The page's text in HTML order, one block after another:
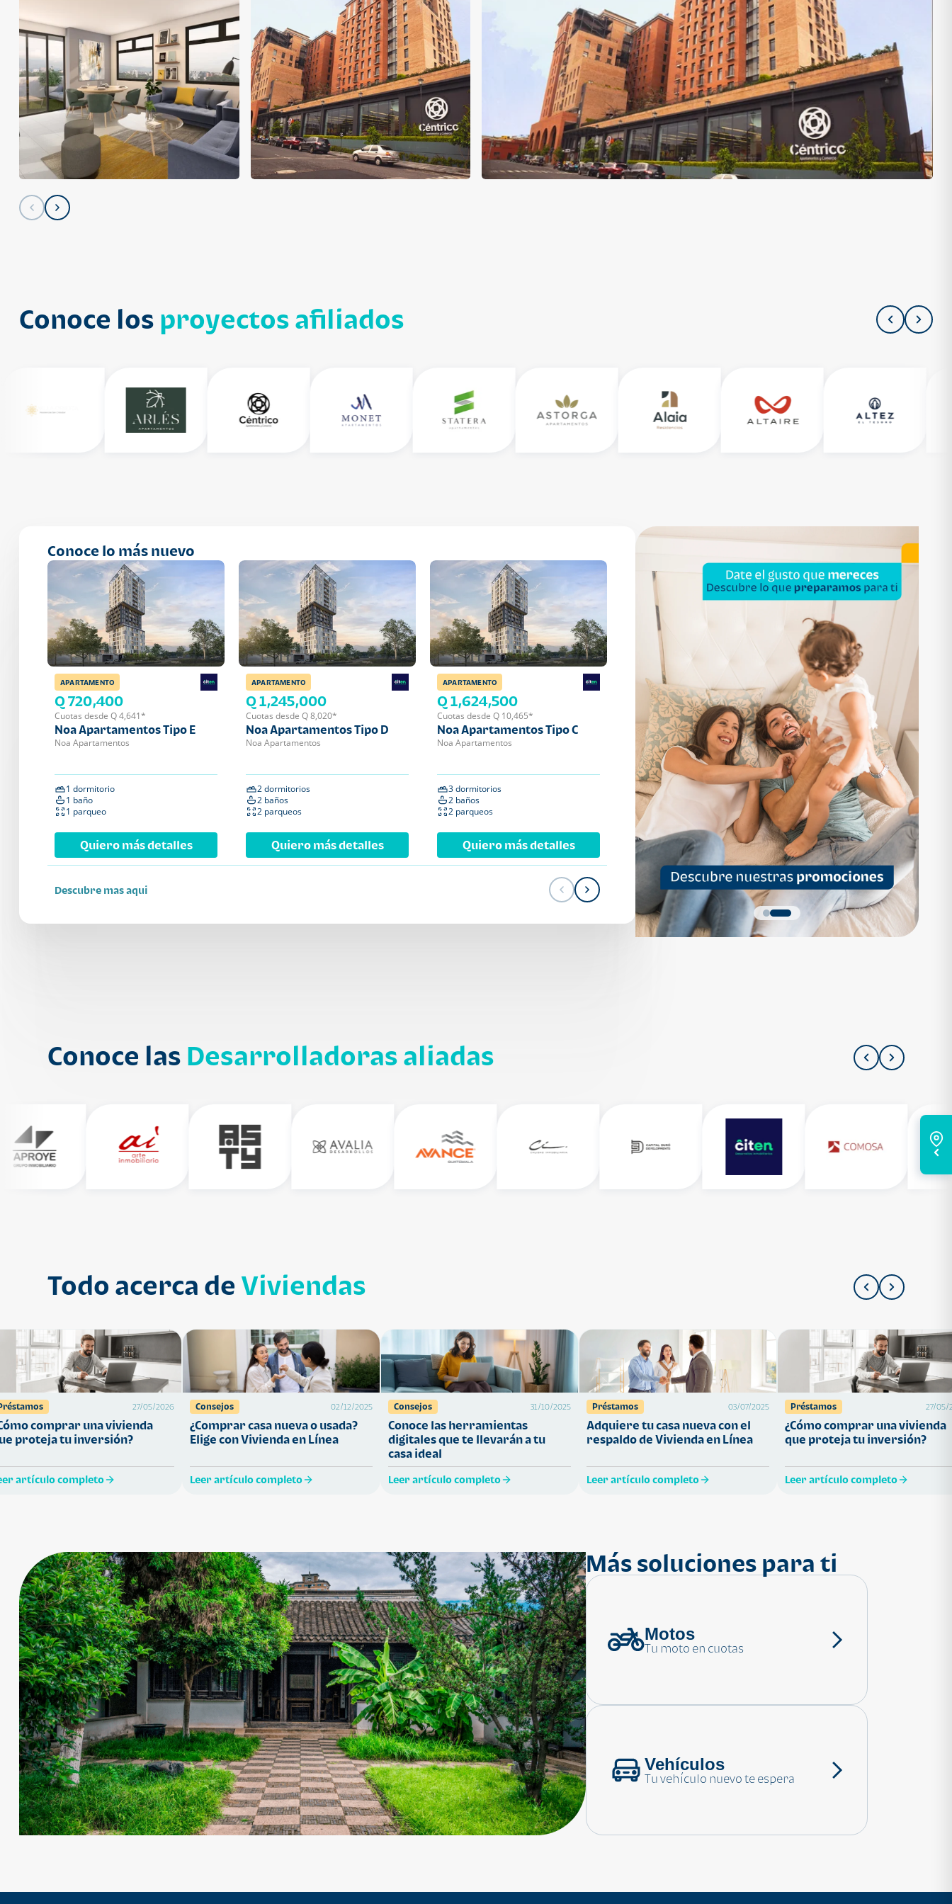
Conoce los proyectos afiliados
Conoce lo más nuevo
APARTAMENTO
Q 720,400
Cuotas desde Q 4,641*
Noa Apartamentos Tipo E
Noa Apartamentos
1 dormitorio
1 baño
1 parqueo
Quiero más detalles
APARTAMENTO
Q 1,245,000
Cuotas desde Q 8,020*
Noa Apartamentos Tipo D
Noa Apartamentos
2 dormitorios
2 baños
2 parqueos
Quiero más detalles
APARTAMENTO
Q 1,624,500
Cuotas desde Q 10,465*
Noa Apartamentos Tipo C
Noa Apartamentos
3 dormitorios
2 baños
2 parqueos
Quiero más detalles
APARTAMENTO
Q 1,136,200
Cuotas desde Q 7,319*
Noa Apartamentos Tipo B
Noa Apartamentos
2 dormitorios
2 baños
1 parqueo
Quiero más detalles
APARTAMENTO
Q 1,559,700
Cuotas desde Q 10,047*
Noa Apartamentos Tipo A
Noa Apartamentos
3 dormitorios
2 baños
2 parqueos
Quiero más detalles
Descubre mas aqui
Conoce las Desarrolladoras aliadas
Todo acerca de Viviendas
27/05/2026
comprar una vivienda
proteja tu inversión?
artículo completo
Consejos 02/12/2025
¿Comprar casa nueva o usada?
Elige con Vivienda en Línea
Leer artículo completo
Consejos 31/10/2025
Conoce las herramientas
digitales que te llevarán a tu
casa ideal
Leer artículo completo
Préstamos 03/07/2025
Adquiere tu casa nueva con el
respaldo de Vivienda en Línea
Leer artículo completo
Préstamos 27/05/
¿Cómo comprar una vivienda
que proteja tu inversión?
Leer artículo completo
Más soluciones para ti
Motos
Tu moto en cuotas
Vehículos
Tu vehículo nuevo te espera